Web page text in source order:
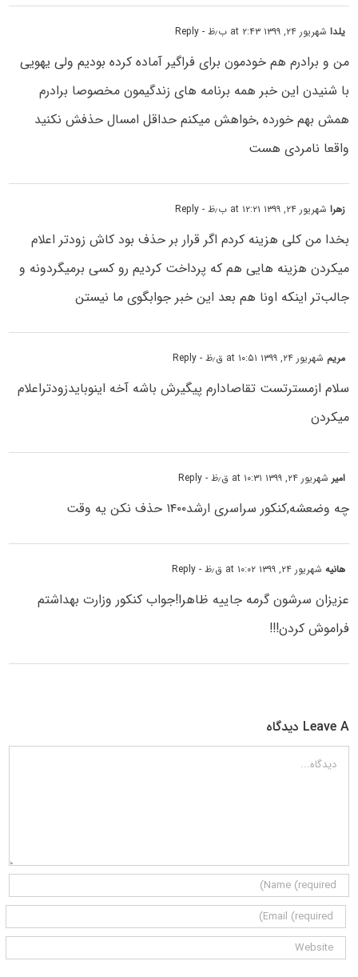
یلداشهریور ۲۴, ۱۳۹۹ at ۲:۴۳ ب٫ظ - Reply
من و برادرم هم خودمون برای فراگیر آماده کرده بودیم ولی یهویی
با شنیدن این خبر همه برنامه های زندگیمون مخصوصا برادرم
همش بهم خورده ,خواهش میکنم حداقل امسال حذفش نکنید
واقعا نامردی هست
زهراشهریور ۲۴, ۱۳۹۹ at ۱۲:۲۱ ب٫ظ - Reply
بخدا من کلی هزینه کردم اگر قرار بر حذف بود کاش زودتر اعلام
میکردن هزینه هایی هم که پرداخت کردیم رو کسی برمیگردونه و
جالب‌تر اینکه اونا هم بعد این خبر جوابگوی ما نیستن
مریم شهریور ۲۴, ۱۳۹۹ at ۱۰:۵۱ ق٫ظ - Reply
سلام ازمسترتست تقاصادارم پیگیرش باشه آخه اینوبایدزودتراعلام
میکردن
امیرشهریور ۲۴, ۱۳۹۹ at ۱۰:۳۱ ق٫ظ - Reply
چه وضعشه,کنکور سراسری ارشد۱۴۰۰ حذف نکن یه وقت
هانیهشهریور ۲۴, ۱۳۹۹ at ۱۰:۰۲ ق٫ظ - Reply
عزیزان سرشون گرمه جاییه ظاهرا!جواب کنکور وزارت بهداشتم
فراموش کردن!!!
Leave A دیدگاه
دیدگاه